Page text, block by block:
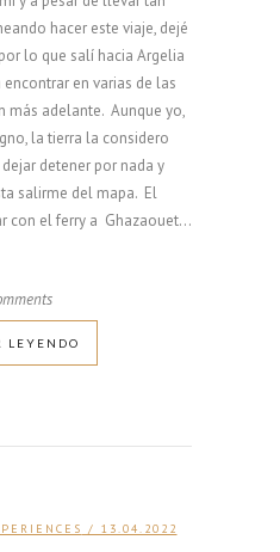
hacer este viaje, dejé
lo que salí hacia Argelia
en varias de las
más adelante. Aunque yo,
la tierra la considero
detener por nada y
salirme del mapa. El
con el ferry a Ghazaouet...
LEYENDO
/ 13.04.2022